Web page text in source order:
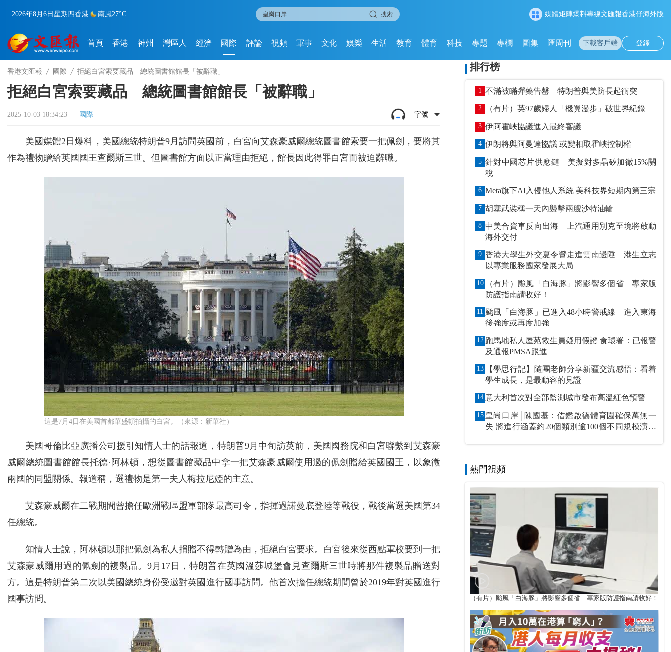
2026年8月6日 星期四香港 南風27°C 搜索 媒體矩陣爆料專線文匯報香港仔海外版
首頁 香港 神州 灣區人 經濟 國際 評論 視頻 軍事 文化 娛樂 生活 教育 體育 科技 專題 專欄 圖集 匯周刊 下載客戶端 登錄
香港文匯報 國際 拒絕白宮索要藏品 總統圖書館館長「被辭職」
拒絕白宮索要藏品 總統圖書館館長「被辭職」
2025-10-03 18:34:23 國際 字號
美國媒體2日爆料，美國總統特朗普9月訪問英國前，白宮向艾森豪威爾總統圖書館索要一把佩劍，要將其
作為禮物贈給英國國王查爾斯三世。但圖書館方面以正當理由拒絕，館長因此得罪白宮而被迫辭職。
這是7月4日在美國首都華盛頓拍攝的白宮。（來源：新華社）
美國哥倫比亞廣播公司援引知情人士的話報道，特朗普9月中旬訪英前，美國國務院和白宮聯繫到艾森豪
威爾總統圖書館館長托德·阿林頓，想從圖書館藏品中拿一把艾森豪威爾使用過的佩劍贈給英國國王，以象徵
兩國的同盟關係。報道稱，選禮物是第一夫人梅拉尼婭的主意。
艾森豪威爾在二戰期間曾擔任歐洲戰區盟軍部隊最高司令，指揮過諾曼底登陸等戰役，戰後當選美國第34
任總統。
知情人士說，阿林頓以那把佩劍為私人捐贈不得轉贈為由，拒絕白宮要求。白宮後來從西點軍校要到一把
艾森豪威爾用過的佩劍的複製品。9月17日，特朗普在英國溫莎城堡會見查爾斯三世時將那件複製品贈送對
方。這是特朗普第二次以美國總統身份受邀對英國進行國事訪問。他首次擔任總統期間曾於2019年對英國進行
國事訪問。
排行榜
1 不滿被瞞彈藥告罄 特朗普與美防長起衝突
2 （有片）英97歲婦人「機翼漫步」破世界紀錄
3 伊阿霍峽協議進入最終審議
4 伊朗將與阿曼達協議 或變相取霍峽控制權
5 針對中國芯片供應鏈 美擬對多晶矽加徵15%關
稅
6 Meta旗下AI入侵他人系統 美科技界短期內第三宗
7 胡塞武裝稱一天內襲擊兩艘沙特油輪
8 中美合資車反向出海 上汽通用別克至境將啟動
海外交付
9 香港大學生外交夏令營走進雲南邊陲 港生立志
以專業服務國家發展大局
10
（有片）颱風「白海豚」將影響多個省 專家版
防護指南請收好！
11 颱風「白海豚」已進入48小時警戒線 進入東海
後強度或再度加強
12 跑馬地私人屋苑救生員疑用假證 食環署：已報警
及通報PMSA跟進
13
【學思行記】隨團老師分享新疆交流感悟：看着
學生成長，是最動容的見證
14 意大利首次對全部監測城市發布高溫紅色預警
15 皇崗口岸│陳國基：借鑑啟德體育園確保萬無一
失 將進行涵蓋約20個類別逾100個不同規模演練
熱門視頻
（有片）颱風「白海豚」將影響多個省 專家版防護指南請收好！